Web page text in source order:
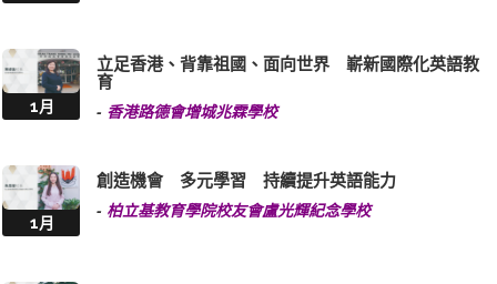
1月
立足香港、背靠祖國、面向世界 嶄新國際化英語教
育
- 香港路德會增城兆霖學校
1月
創造機會 多元學習 持續提升英語能力
- 柏立基教育學院校友會盧光輝紀念學校